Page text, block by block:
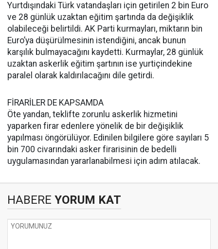
Yurtdışındaki Türk vatandaşları için getirilen 2 bin Euro
ve 28 günlük uzaktan eğitim şartında da değişiklik
olabileceği belirtildi. AK Parti kurmayları, miktarın bin
Euro’ya düşürülmesinin istendiğini, ancak bunun
karşılık bulmayacağını kaydetti. Kurmaylar, 28 günlük
uzaktan askerlik eğitim şartının ise yurtiçindekine
paralel olarak kaldırılacağını dile getirdi.
FİRARİLER DE KAPSAMDA
Öte yandan, teklifte zorunlu askerlik hizmetini
yaparken firar edenlere yönelik de bir değişiklik
yapılması öngörülüyor. Edinilen bilgilere göre sayıları 5
bin 700 civarındaki asker firarisinin de bedelli
uygulamasından yararlanabilmesi için adım atılacak.
HABERE YORUM KAT